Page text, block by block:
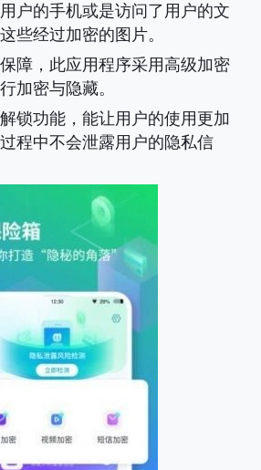
户的手机或是访问了用户的文
些经过加密的图片。
障，此应用程序采用高级加密
加密与隐藏。
锁功能，能让用户的使用更加
程中不会泄露用户的隐私信